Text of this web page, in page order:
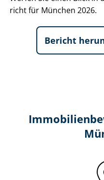
richt für München 2026.
Bericht